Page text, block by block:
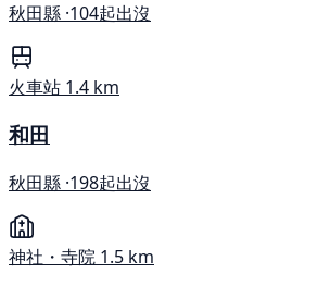
秋田縣 ·104起出沒
火車站 1.4 km
和田
秋田縣 ·198起出沒
神社・寺院 1.5 km